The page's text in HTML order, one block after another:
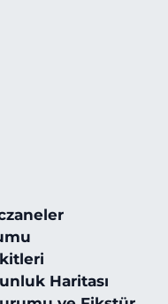
Haritası